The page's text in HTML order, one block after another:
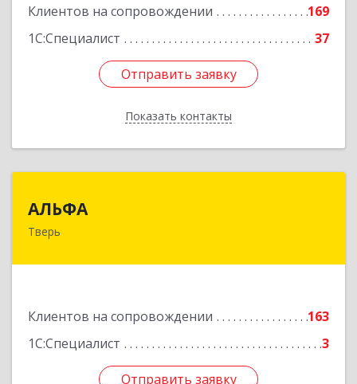
Клиентов на сопровождении
169
1С:Специалист
37
Отправить заявку
Показать контакты
Отправить заявку
Назад
АЛЬФА
Тверь
Клиентов на сопровождении
163
1С:Специалист
3
Отправить заявку
170002, Тверская обл, Тверь г, Чайковского пр-
Отправить заявку